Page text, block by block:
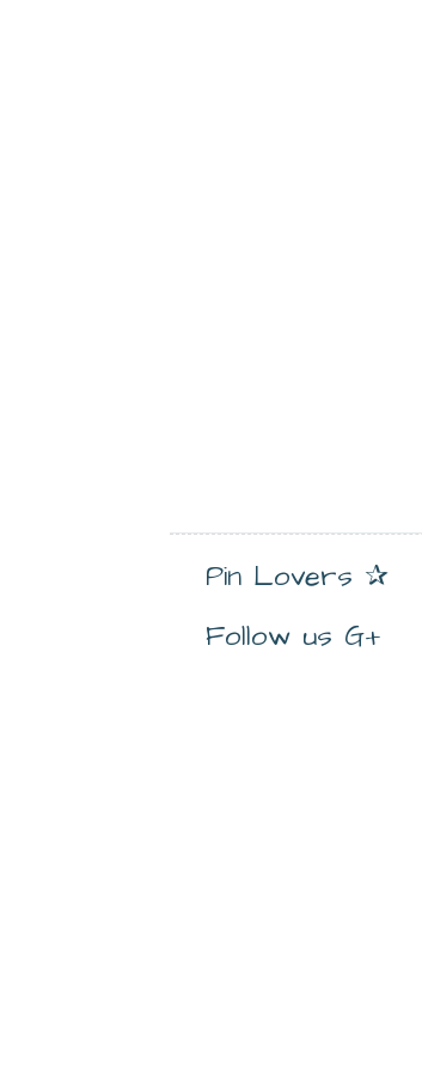
Pin Lovers ✰
Follow us G+